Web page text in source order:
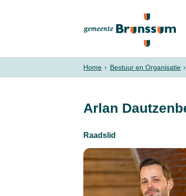
Home Bestuur en Organisatie
Arlan
Raadslid